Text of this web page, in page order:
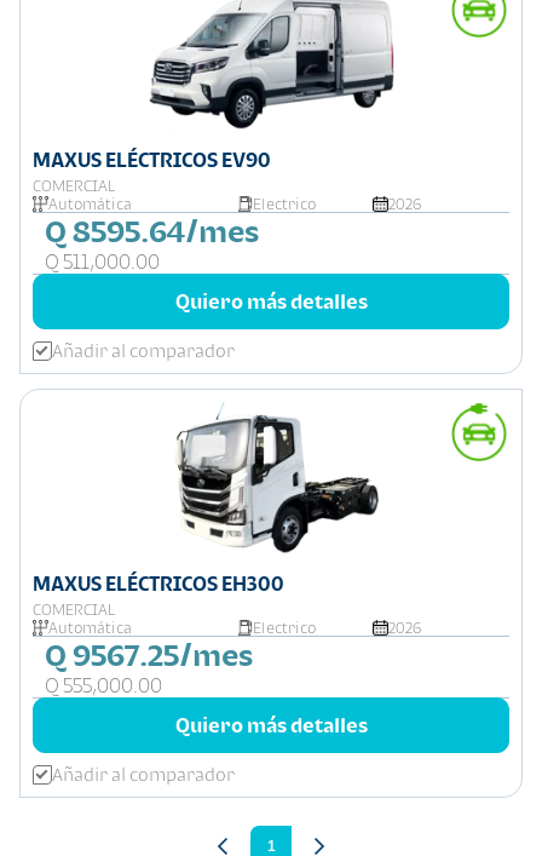
MAXUS ELÉCTRICOS EV90
COMERCIAL
Automática
Electrico 2026
Q 8595.64/mes
Q 511,000.00
Quiero más detalles
Añadir al comparador
MAXUS ELÉCTRICOS EH300
COMERCIAL
Automática
Electrico 2026
Q 9567.25/mes
Q 555,000.00
Quiero más detalles
Añadir al comparador
1